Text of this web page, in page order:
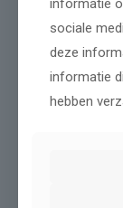
sociale
deze
informatie
hebben